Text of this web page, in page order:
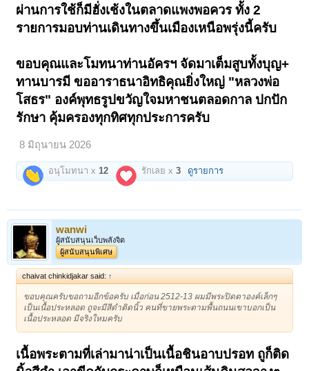
ผ่านการใช้ก็มีฮั่งเช้งในตลาดแพงพอควร ทั้ง 2
รายการมอบท่านเดินทางขึ้นเมืองเหนือพรุ่งนี้ครับ
ขอบคุณและโมทนาท่านอัครฯ จัดมาเต็มสูบทั้งบุญ+
ทานบารมี ขออาราธนาอิทธิคุณยิ่งใหญ่ "หลวงพ่อ
โสธร" องค์พุทธรูปขวัญใจมหาชนตลอดกาล ปกปัก
รักษา คุ้มครองทุกทิศทุกประการครับ
8 มิถุนายน 2026
อนุโมทนา x 12 รักเลย x3 ดูรายการ
wanwi
ผู้สนับสนุนเว็บพลังจิต
ผู้สนับสนุนพิเศษ
chaivat chinkidjakar said: ↑
ขอบคุณครับขอถามอีกข้อครับ เมื่อก่อน 2512-13 ผมมีพระปิดตาองค์เล็กๆ
เป็นเนื้อประหลอด ถูจะมีสีดำติดนิ้ว คนที่ขายพระตามพื้นถนนเขาบอกเป็น
เนื้อประหลอด มีจริงใหมครับ
เนื้อพระตามที่เล่ามาน่าเป็นเนื้อชินอาบปรอท ถูก็ติด